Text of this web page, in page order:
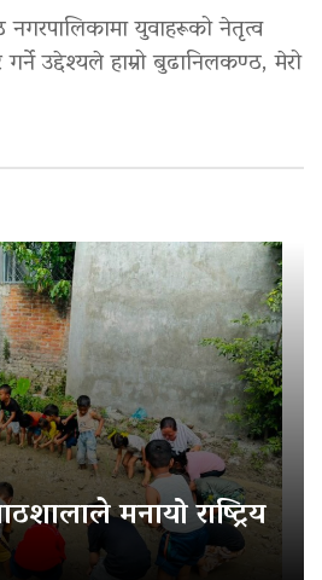
युवाहरूको नेतृत्व
उद्देश्यले हाम्रो बुढानिलकण्ठ, मेरो
मनायो राष्ट्रिय